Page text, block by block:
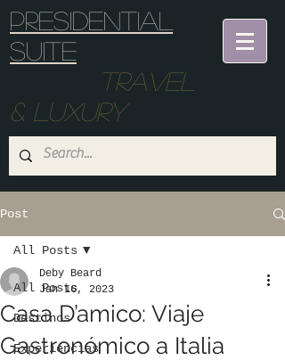
Presidential
suite
Travel
& Luxury
Post
All Posts
Destinos
Experiencias
All Posts
Casa D’amico: Viaje
Gastronómico a Italia
Deby Beard
Jan 16, 2023